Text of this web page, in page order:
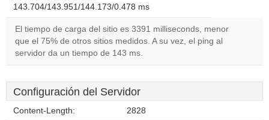
143.704/143.951/144.173/0.478 ms
El tiempo de carga del sitio es 3391 milliseconds, menor
que el 75% de otros sitios medidos. A su vez, el ping al
servidor da un tiempo de 143 ms.
Configuración del Servidor
Content-Length: 2828